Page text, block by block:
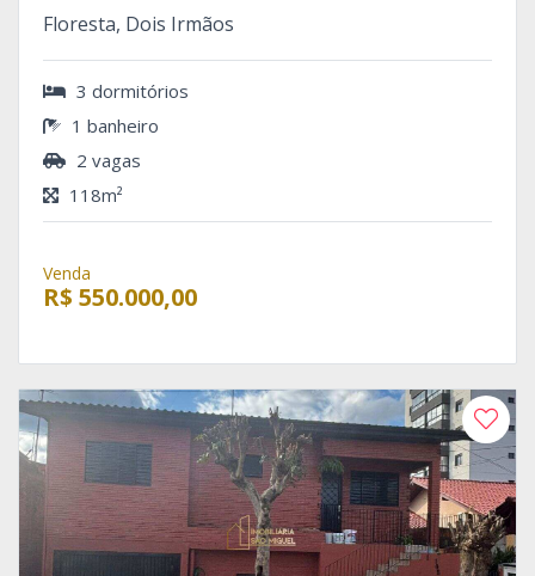
Floresta, Dois Irmãos
3 dormitórios
1 banheiro
2 vagas
118m²
Venda
R$ 550.000,00